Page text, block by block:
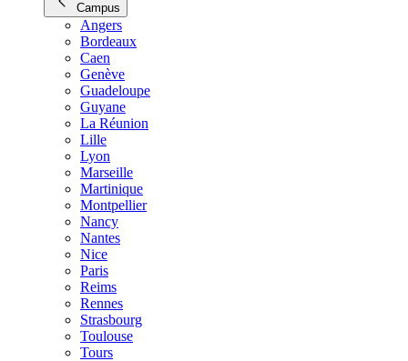
Campus
Angers
Bordeaux
Caen
Genève
Guadeloupe
Guyane
La Réunion
Lille
Lyon
Marseille
Martinique
Montpellier
Nancy
Nantes
Nice
Paris
Reims
Rennes
Strasbourg
Toulouse
Tours